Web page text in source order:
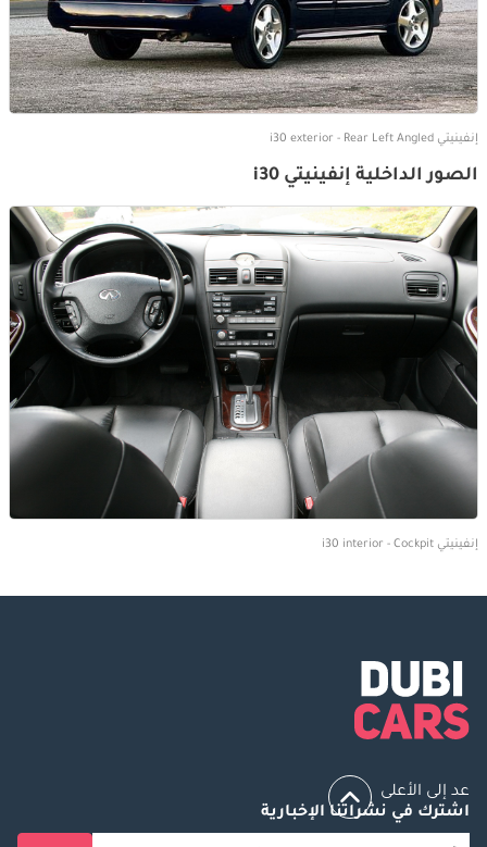
إنفينيتي i30 exterior - Rear Left Angled
الصور الداخلية إنفينيتي i30
إنفينيتي i30 interior - Cockpit
عد إلى الأعلى
اشترك في نشراتنا الإخبارية